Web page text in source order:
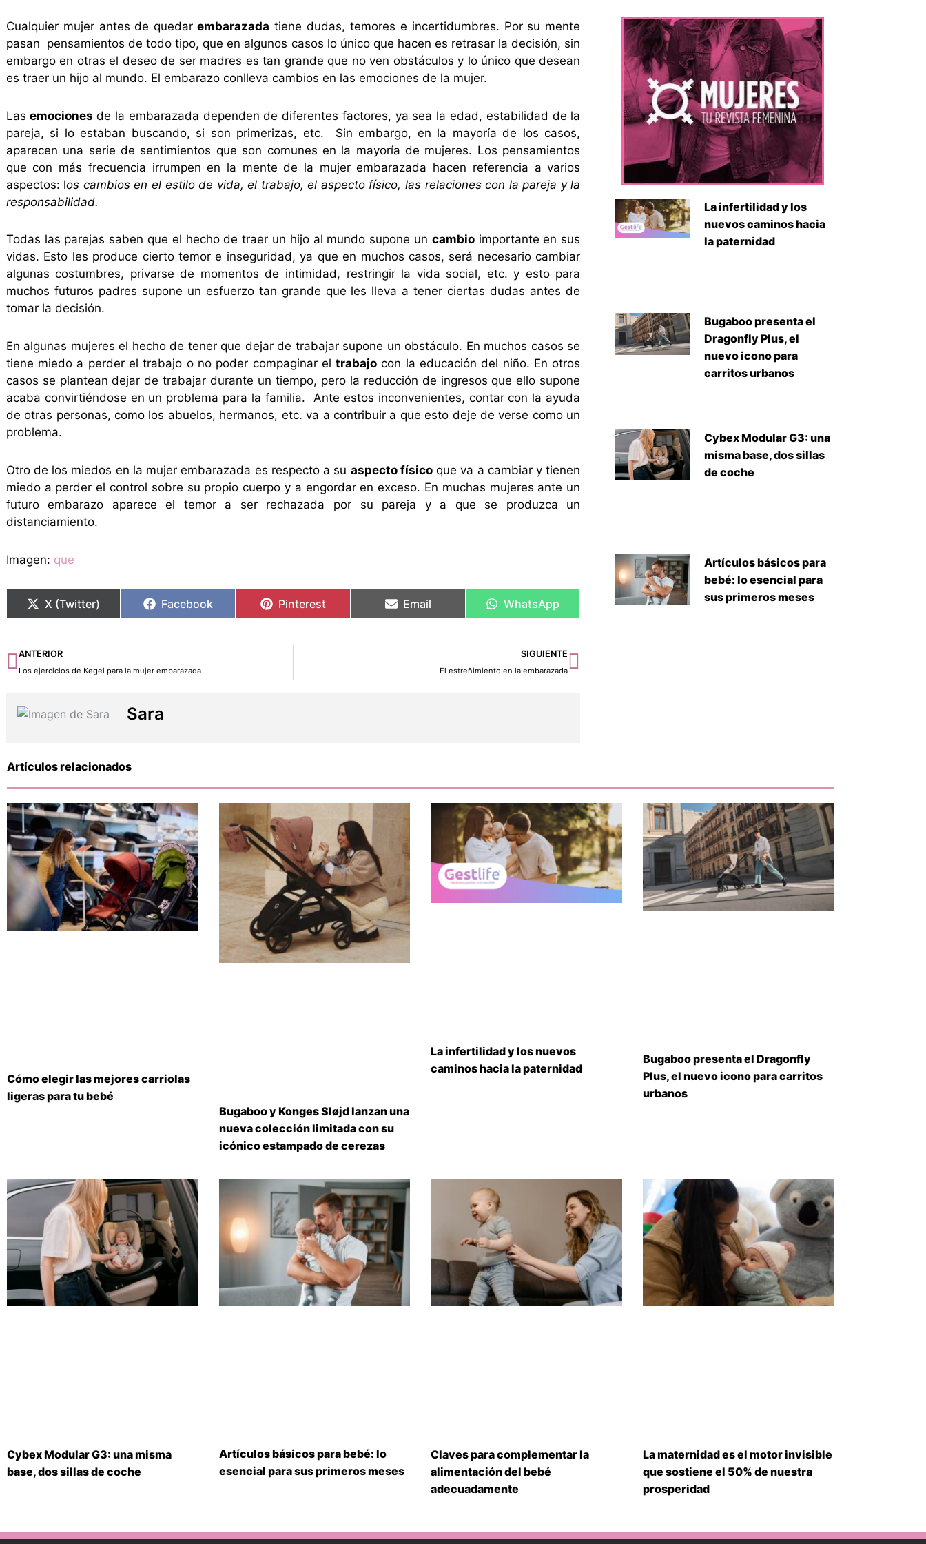
Cualquier mujer antes de quedar embarazada tiene dudas, temores e incertidumbres. Por su mente
pasan pensamientos de todo tipo, que en algunos casos lo único que hacen es retrasar la decisión, sin
embargo en otras el deseo de ser madres es tan grande que no ven obstáculos y lo único que desean
es traer un hijo al mundo. El embarazo conlleva cambios en las emociones de la mujer.
Las emociones de la embarazada dependen de diferentes factores, ya sea la edad, estabilidad de la
pareja, si lo estaban buscando, si son primerizas, etc. Sin embargo, en la mayoría de los casos,
aparecen una serie de sentimientos que son comunes en la mayoría de mujeres. Los pensamientos
que con más frecuencia irrumpen en la mente de la mujer embarazada hacen referencia a varios
aspectos: los cambios en el estilo de vida, el trabajo, el aspecto físico, las relaciones con la pareja y la
responsabilidad.
Todas las parejas saben que el hecho de traer un hijo al mundo supone un cambioimportante en sus
vidas. Esto les produce cierto temor e inseguridad, ya que en muchos casos, será necesario cambiar
algunas costumbres, privarse de momentos de intimidad, restringir la vida social, etc. y esto para
muchos futuros padres supone un esfuerzo tan grande que les lleva a tener ciertas dudas antes de
tomar la decisión.
En algunas mujeres el hecho de tener que dejar de trabajar supone un obstáculo. En muchos casos se
tiene miedo a perder el trabajo o no poder compaginar eltrabajo con la educación del niño. En otros
casos se plantean dejar de trabajar durante un tiempo, pero la reducción de ingresos que ello supone
acaba convirtiéndose en un problema para la familia. Ante estos inconvenientes, contar con la ayuda
de otras personas, como los abuelos, hermanos, etc. va a contribuir a que esto deje de verse como un
problema.
Otro de los miedos en la mujer embarazada es respecto a su aspecto físicoque va a cambiar y tienen
miedo a perder el control sobre su propio cuerpo y a engordar en exceso. En muchas mujeres ante un
futuro embarazo aparece el temor a ser rechazada por su pareja y a que se produzca un
distanciamiento.
Imagen: que
X (Twitter) Facebook Pinterest Email WhatsApp
Ant
ANTERIOR
Los ejercicios de Kegel para la mujer embarazada
SIGUIENTE
El estreñimiento en la embarazada
Siguiente
Sara
La infertilidad y los
nuevos caminos hacia
la paternidad
Bugaboo presenta el
Dragonfly Plus, el
nuevo icono para
carritos urbanos
Cybex Modular G3: una
misma base, dos sillas
de coche
Artículos básicos para
bebé: lo esencial para
sus primeros meses
Artículos relacionados
Cómo elegir las mejores carriolas
ligeras para tu bebé
Bugaboo y Konges Sløjd lanzan una
nueva colección limitada con su
icónico estampado de cerezas
La infertilidad y los nuevos
caminos hacia la paternidad
Bugaboo presenta el Dragonfly
Plus, el nuevo icono para carritos
urbanos
Cybex Modular G3: una misma
base, dos sillas de coche
Artículos básicos para bebé: lo
esencial para sus primeros meses
Claves para complementar la
alimentación del bebé
adecuadamente
La maternidad es el motor invisible
que sostiene el 50% de nuestra
prosperidad